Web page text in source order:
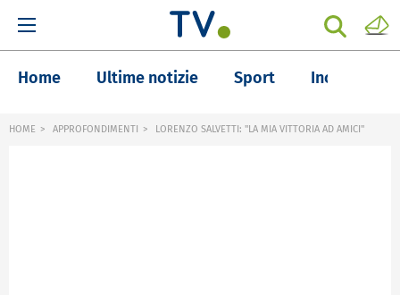
Home Ultime notizie Sport Inchieste
HOME APPROFONDIMENTI LORENZO SALVETTI: "LA MIA VITTORIA AD AMICI"